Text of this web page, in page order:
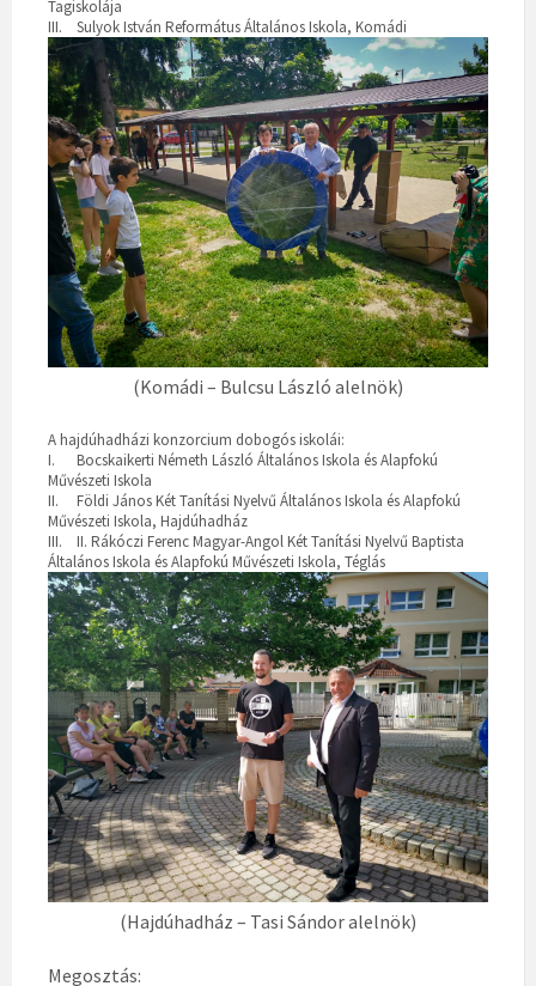
Tagiskolája
III.
Sulyok István Református Általános Iskola, Komádi
(Komádi – Bulcsu László alelnök)
A hajdúhadházi konzorcium dobogós iskolái:
I.
Bocskaikerti Németh László Általános Iskola és Alapfokú
Művészeti Iskola
II.
Földi János Két Tanítási Nyelvű Általános Iskola és Alapfokú
Művészeti Iskola, Hajdúhadház
III.
II. Rákóczi Ferenc Magyar-Angol Két Tanítási Nyelvű Baptista
Általános Iskola és Alapfokú Művészeti Iskola, Téglás
(Hajdúhadház – Tasi Sándor alelnök)
Megosztás: